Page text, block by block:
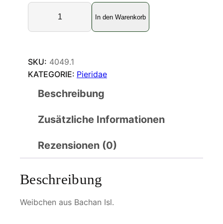
D
l
a
s
e
g
In den Warenkorb
SKU: 4049.1
KATEGORIE: Pieridae
Beschreibung
Zusätzliche Informationen
Rezensionen (0)
Beschreibung
Weibchen aus Bachan Isl.